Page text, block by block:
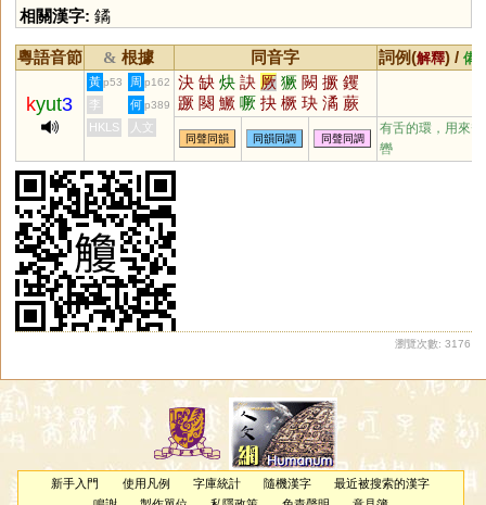
相關漢字: 鐍
粵語音節 & 根據 同音字 詞例(解釋) / 備
kyut3
黃 p53 周 p162 決 缺 炔 訣 厥 獗 闕 撅 钁
蹶 闋 鱖 噘 抉 橛 玦 潏 蕨
譎 鴃 憰 觖 趹 鈌 蒛 駃 瘚
鵙 鐍 蟨 璚 芵 鶪 嶡 吷 僪
鷢 殌 赽 趉 蚗 泬 孓 劂
李 何 p389
HKLS 人文
同聲同韻 同韻同調 同聲同調
有舌的環，用來縏
轡
瀏覽次數: 3176
新手入門 使用凡例 字庫統計 隨機漢字
最近被搜索的漢字